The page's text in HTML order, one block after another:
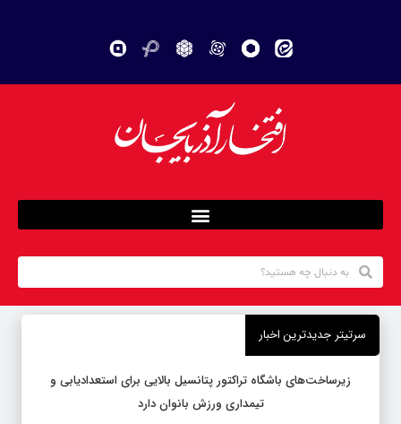
سرتیتر جدیدترین اخبار
زیرساخت‌های باشگاه تراکتور پتانسیل بالایی برای استعدادیابی و
تیمداری ورزش بانوان دارد